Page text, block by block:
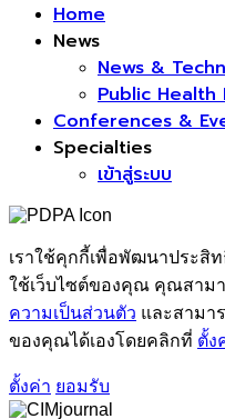
Home
News
News &
Public Health
Conferences &
Specialties
เข้าสู่ระบบ
เราใช้คุกกี้เพื่อพัฒนาประสิ
ใช้เว็บไซต์ของคุณ คุณสาม
ความเป็นส่วนตัว และสามา
ของคุณได้เองโดยคลิกที่ ตั้ง
ตั้งค่า ยอมรับ